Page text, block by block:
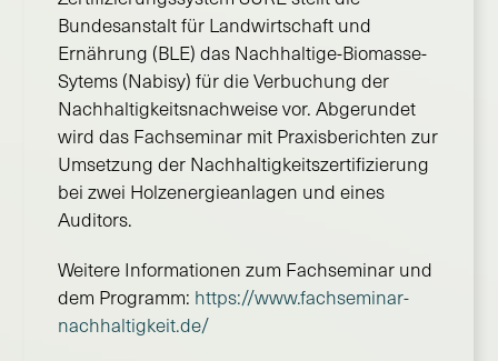
Bundesanstalt für Landwirtschaft und
Ernährung (BLE) das Nachhaltige-Biomasse-
Sytems (Nabisy) für die Verbuchung der
Nachhaltigkeitsnachweise vor. Abgerundet
wird das Fachseminar mit Praxisberichten zur
Umsetzung der Nachhaltigkeitszertifizierung
bei zwei Holzenergieanlagen und eines
Auditors.
Weitere Informationen zum Fachseminar und
dem Programm: https://www.fachseminar-
nachhaltigkeit.de/